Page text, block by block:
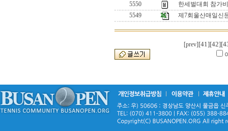
5550
한세벌대회 참가
5549
제7회울산매일신
[prev] [41][42]